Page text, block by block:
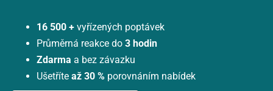
16 500 + vyřízených poptávek
Průměrná reakce do 3 hodin
Zdarma a bez závazku
Ušetříte až 30 %porovnáním nabídek